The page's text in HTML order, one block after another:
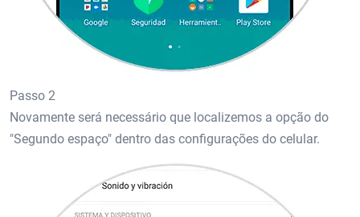
Passo 2
Novamente será necessário que localizemos a opção do
"Segundo espaço" dentro das configurações do celular.